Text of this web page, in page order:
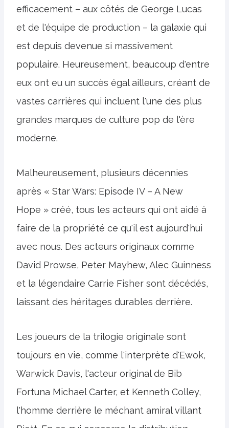
efficacement – aux côtés de George Lucas
et de l'équipe de production – la galaxie qui
est depuis devenue si massivement
populaire. Heureusement, beaucoup d'entre
eux ont eu un succès égal ailleurs, créant de
vastes carrières qui incluent l'une des plus
grandes marques de culture pop de l'ère
moderne.
Malheureusement, plusieurs décennies
après « Star Wars: Episode IV – A New
Hope » créé, tous les acteurs qui ont aidé à
faire de la propriété ce qu'il est aujourd'hui
avec nous. Des acteurs originaux comme
David Prowse, Peter Mayhew, Alec Guinness
et la légendaire Carrie Fisher sont décédés,
laissant des héritages durables derrière.
Les joueurs de la trilogie originale sont
toujours en vie, comme l'interprète d'Ewok,
Warwick Davis, l'acteur original de Bib
Fortuna Michael Carter, et Kenneth Colley,
l'homme derrière le méchant amiral villant